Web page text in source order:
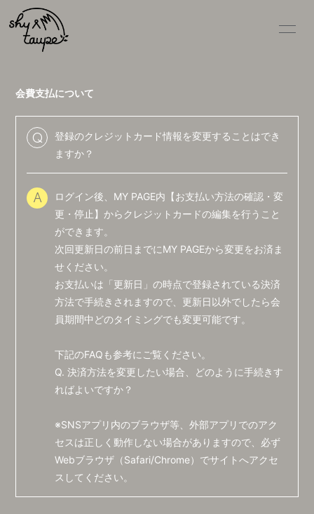
NEWS
SCHEDULE
VIDEO
PROFILE
GOODS
CONTACT
会費支払について
Q
登録のクレジットカード情報を変更することはでき
ますか？
A
ログイン後、MY PAGE内【お支払い方法の確認・変
更・停止】からクレジットカードの編集を行うこと
ができます。
次回更新日の前日までにMY PAGEから変更をお済ま
せください。
お支払いは「更新日」の時点で登録されている決済
方法で手続きされますので、更新日以外でしたら会
員期間中どのタイミングでも変更可能です。
下記のFAQも参考にご覧ください。
Q. 決済方法を変更したい場合、どのように手続きす
ればよいですか？
※SNSアプリ内のブラウザ等、外部アプリでのアク
セスは正しく動作しない場合がありますので、 必ず
Webブラウザ（Safari/Chrome）でサイトへアクセ
スしてください。